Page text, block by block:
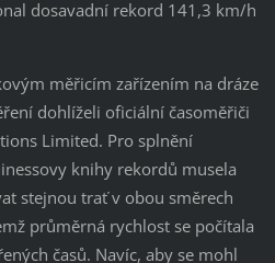
dosavadní rekord 141,3 km/h
měřicím zařízením na dráze
dohlíželi oficiální časoměřiči
Limited. Pro splnění
knihy rekordů musela
stejnou trať v obou směrech
průměrná rychlost se počítala
časů. Navíc, aby se mohl